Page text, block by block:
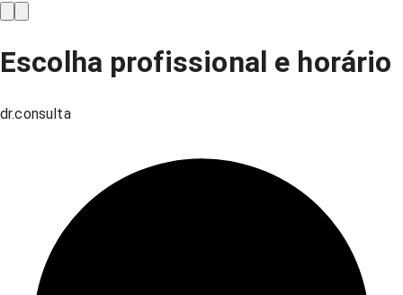
Escolha profissional e horário
dr.consulta